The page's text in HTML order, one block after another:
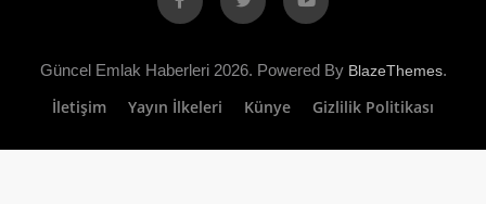
Güncel Emlak Haberleri 2026. Powered By BlazeThemes.
İletişim Yayın İlkeleri Künye Gizlilik Politikası